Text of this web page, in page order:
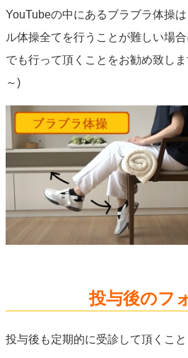
YouTubeの中にあるブラブラ体操
ル体操全てを行うことが難しい場
でも行って頂くことをお勧め致しま
～)
投与後のフ
投与後も定期的に受診して頂くこと